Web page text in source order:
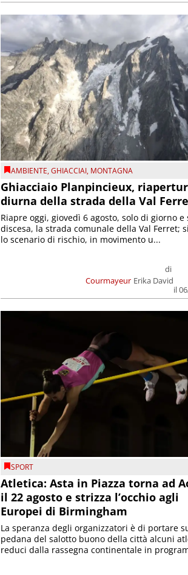
AMBIENTE,GHIACCIAI, MONTAGNA
Ghiacciaio Planpincieux,
diurna della strada della Val
Courmayeur
di
Erika David
il
Riapre oggi, giovedì 6 agosto, solo di giorno e
discesa, la strada comunale della Val Ferret;
lo scenario di rischio, in movimento u...
SPORT
Atletica: Asta in Piazza torna ad
il 22 agosto e strizza l’occhio agli
Europei di Birmingham
La speranza degli organizzatori è di portare
pedana del salotto buono della città alcuni
reduci dalla rassegna continentale in